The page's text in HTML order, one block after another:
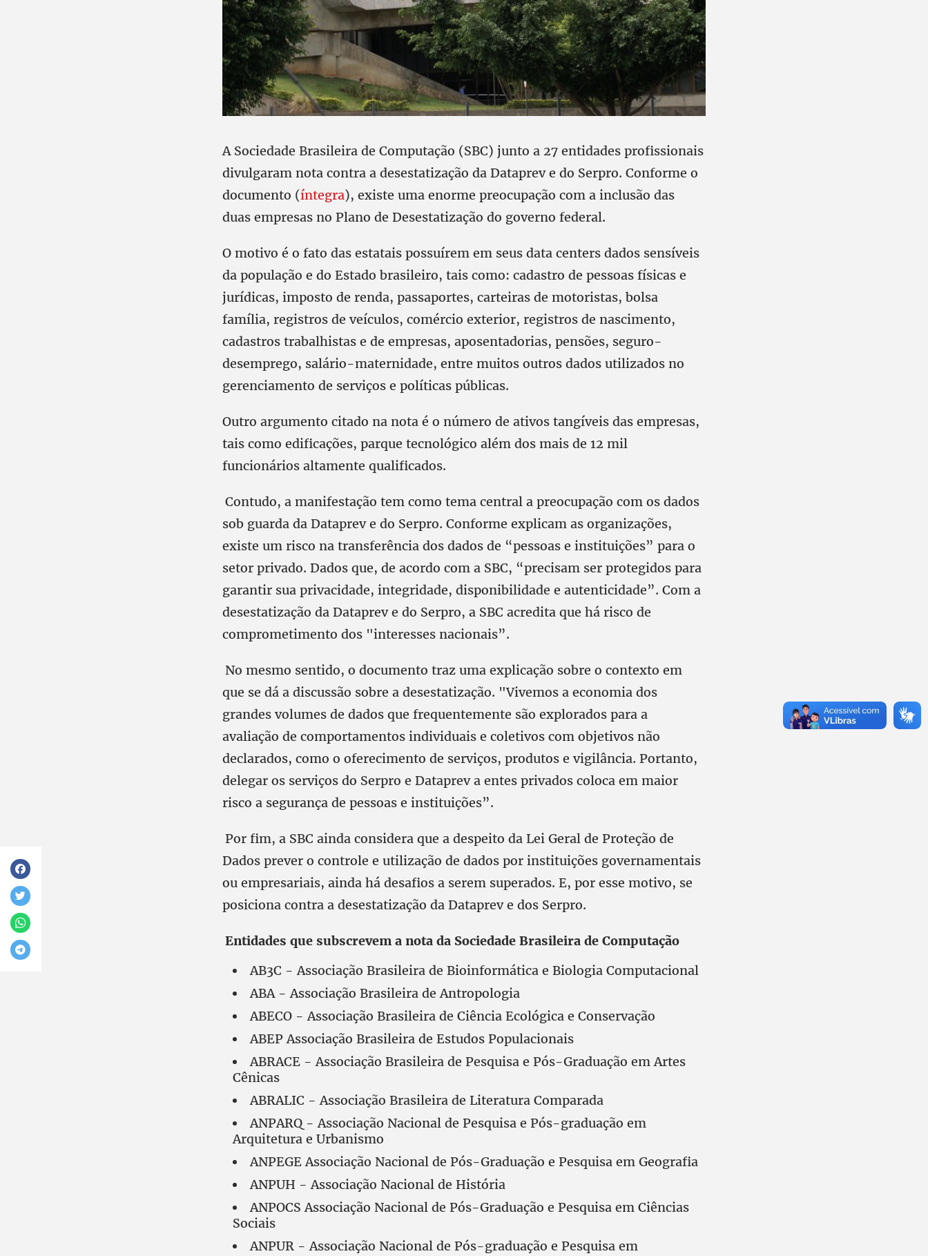
A Sociedade Brasileira de Computação (SBC) junto a 27 entidades profissionais
divulgaram nota contra a desestatização da Dataprev e do Serpro. Conforme o
documento (íntegra), existe uma enorme preocupação com a inclusão das
duas empresas no Plano de Desestatização do governo federal.
O motivo é o fato das estatais possuírem em seus data centers dados sensíveis
da população e do Estado brasileiro, tais como: cadastro de pessoas físicas e
jurídicas, imposto de renda, passaportes, carteiras de motoristas, bolsa
família, registros de veículos, comércio exterior, registros de nascimento,
cadastros trabalhistas e de empresas, aposentadorias, pensões, seguro-
desemprego, salário-maternidade, entre muitos outros dados utilizados no
gerenciamento de serviços e políticas públicas.
Outro argumento citado na nota é o número de ativos tangíveis das empresas,
tais como edificações, parque tecnológico além dos mais de 12 mil
funcionários altamente qualificados.
Contudo, a manifestação tem como tema central a preocupação com os dados
sob guarda da Dataprev e do Serpro. Conforme explicam as organizações,
existe um risco na transferência dos dados de “pessoas e instituições” para o
setor privado. Dados que, de acordo com a SBC, “precisam ser protegidos para
garantir sua privacidade, integridade, disponibilidade e autenticidade”. Com a
desestatização da Dataprev e do Serpro, a SBC acredita que há risco de
comprometimento dos "interesses nacionais”.
No mesmo sentido, o documento traz uma explicação sobre o contexto em
que se dá a discussão sobre a desestatização. "Vivemos a economia dos
grandes volumes de dados que frequentemente são explorados para a
avaliação de comportamentos individuais e coletivos com objetivos não
declarados, como o oferecimento de serviços, produtos e vigilância. Portanto,
delegar os serviços do Serpro e Dataprev a entes privados coloca em maior
risco a segurança de pessoas e instituições”.
Por fim, a SBC ainda considera que a despeito da Lei Geral de Proteção de
Dados prever o controle e utilização de dados por instituições governamentais
ou empresariais, ainda há desafios a serem superados. E, por esse motivo, se
posiciona contra a desestatização da Dataprev e dos Serpro.
Entidades que subscrevem a nota da Sociedade Brasileira de Computação
AB3C - Associação Brasileira de Bioinformática e Biologia Computacional
ABA - Associação Brasileira de Antropologia
ABECO - Associação Brasileira de Ciência Ecológica e Conservação
ABEP Associação Brasileira de Estudos Populacionais
ABRACE - Associação Brasileira de Pesquisa e Pós-Graduação em Artes
Cênicas
ABRALIC - Associação Brasileira de Literatura Comparada
ANPARQ - Associação Nacional de Pesquisa e Pós-graduação em
Arquitetura e Urbanismo
ANPEGE Associação Nacional de Pós-Graduação e Pesquisa em Geografia
ANPUH - Associação Nacional de História
ANPOCS Associação Nacional de Pós-Graduação e Pesquisa em Ciências
Sociais
ANPUR - Associação Nacional de Pós-graduação e Pesquisa em